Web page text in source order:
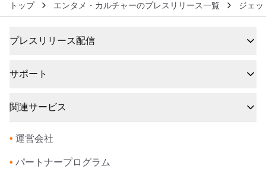
トップ エンタメ・カルチャーのプレスリリース一覧 ジェッ
プレスリリース配信
サポート
関連サービス
• 運営会社
• パートナープログラム